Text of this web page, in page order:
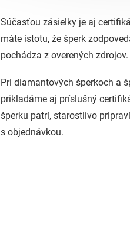
Súčasťou zásielky je aj
máte istotu, že šperk
pochádza z overených zdrojov.
Pri diamantových šperkoch a
prikladáme aj príslušný
šperku patrí, starostlivo
s objednávkou.